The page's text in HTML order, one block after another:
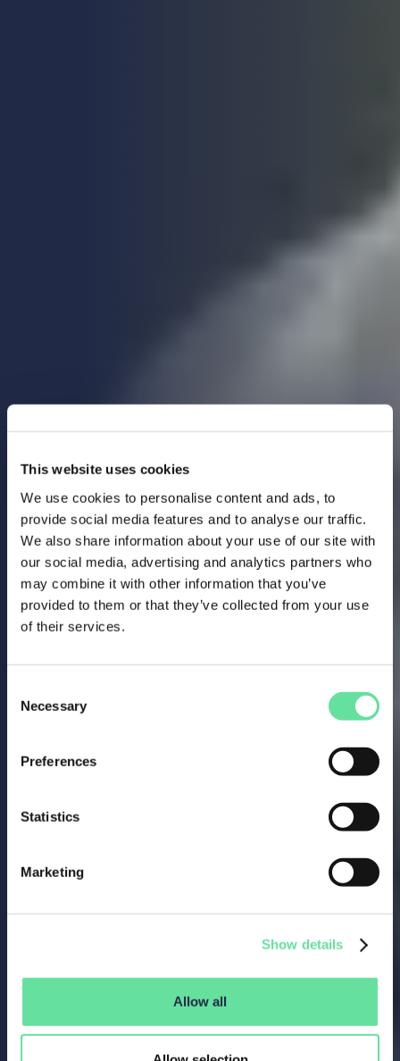
This website uses cookies
We use cookies to personalise content and ads, to
provide social media features and to analyse our traffic.
We also share information about your use of our site with
our social media, advertising and analytics partners who
may combine it with other information that you’ve
provided to them or that they’ve collected from your use
of their services.
Selection
Necessary
Preferences
Statistics
Marketing
Show details
Allow all